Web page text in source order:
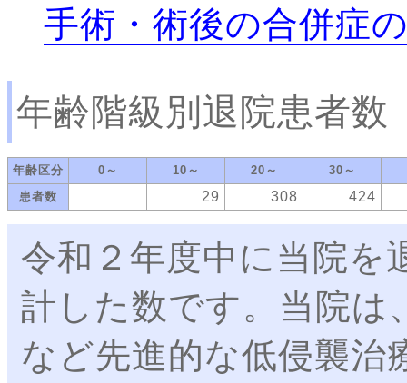
手術・術後の合併症
年齢階級別退院患者数
年齢区分 0～ 10～ 20～ 30～
患者数
29 308 424
令和２年度中に当院を
計した数です。当院は
など先進的な低侵襲治